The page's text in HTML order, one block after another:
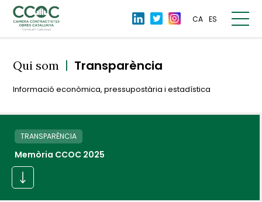
CA ES
Qui som | Transparència
Informació econòmica, pressupostària i estadística
TRANSPARÈNCIA
Memòria CCOC 2025